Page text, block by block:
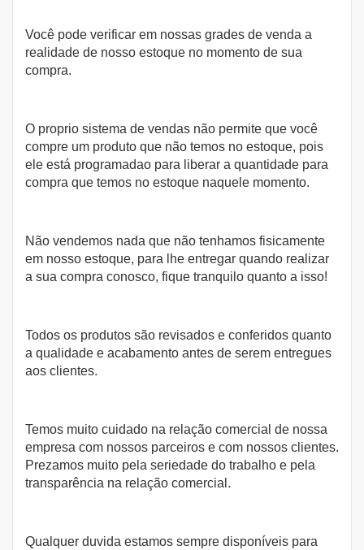
Você pode verificar em nossas grades de venda a
realidade de nosso estoque no momento de sua
compra.
O proprio sistema de vendas não permite que você
compre um produto que não temos no estoque, pois
ele está programadao para liberar a quantidade para
compra que temos no estoque naquele momento.
Não vendemos nada que não tenhamos fisicamente
em nosso estoque, para lhe entregar quando realizar
a sua compra conosco, fique tranquilo quanto a isso!
Todos os produtos são revisados e conferidos quanto
a qualidade e acabamento antes de serem entregues
aos clientes.
Temos muito cuidado na relação comercial de nossa
empresa com nossos parceiros e com nossos clientes.
Prezamos muito pela seriedade do trabalho e pela
transparência na relação comercial.
Qualquer duvida estamos sempre disponíveis para